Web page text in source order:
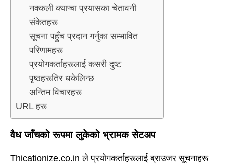
नक्कली क्याप्चा प्रयासका चेतावनी
संकेतहरू
सूचना पहुँच प्रदान गर्नुका सम्भावित
परिणामहरू
प्रयोगकर्ताहरूलाई कसरी दुष्ट
पृष्ठहरूतिर धकेलिन्छ
अन्तिम विचारहरू
URL हरू
वैध जाँचको रूपमा लुकेको भ्रामक सेटअप
Thicationize.co.in ले प्रयोगकर्ताहरूलाई ब्राउजर सूचनाहरू